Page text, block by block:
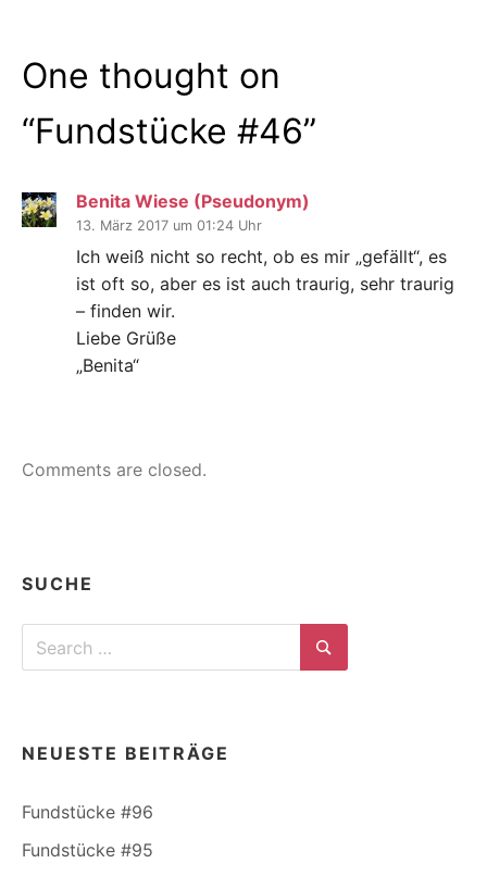
One thought on
“Fundstücke #46”
Benita Wiese (Pseudonym)
13. März 2017 um 01:24 Uhr
Ich weiß nicht so recht, ob es mir „gefällt“, es
ist oft so, aber es ist auch traurig, sehr traurig
– finden wir.
Liebe Grüße
„Benita“
Comments are closed.
SUCHE
Search
for:
Search
NEUESTE BEITRÄGE
Fundstücke #96
Fundstücke #95